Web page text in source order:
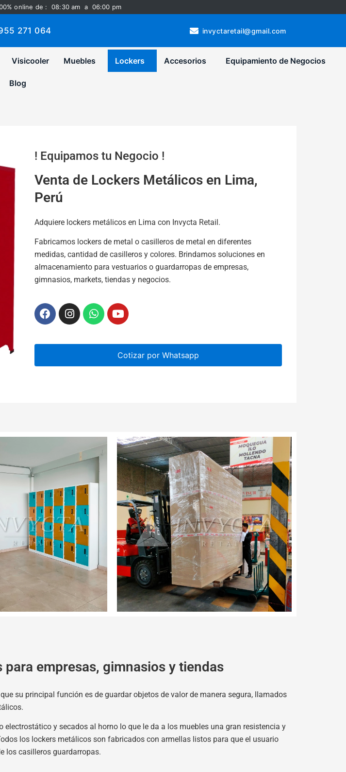
online de : 08:30 am a 06:00 pm
271 064 invyctaretail@gmail.com
Visicooler Muebles Lockers Accesorios Equipamiento de Negocios
Blog
! Equipamos tu Negocio !
Venta de Lockers Metálicos en Lima,
Perú
Adquiere lockers metálicos en Lima con Invycta Retail.
Fabricamos lockers de metal o casilleros de metal en diferentes
medidas, cantidad de casilleros y colores. Brindamos soluciones en
almacenamiento para vestuarios o guardarropas de empresas,
gimnasios, markets, tiendas y negocios.
Cotizar por Whatsapp
empresas, gimnasios y tiendas
su principal función es de guardar objetos de valor de manera segura, llamados
y secados al horno lo que le da a los muebles una gran resistencia y
los lockers metálicos son fabricados con armellas listos para que el usuario
los casilleros guardarropas.